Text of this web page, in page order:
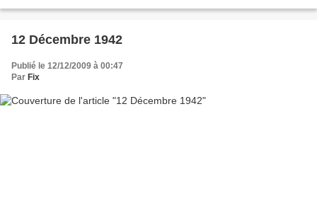
12 Décembre 1942
Publié le 12/12/2009 à 00:47
Par Fix